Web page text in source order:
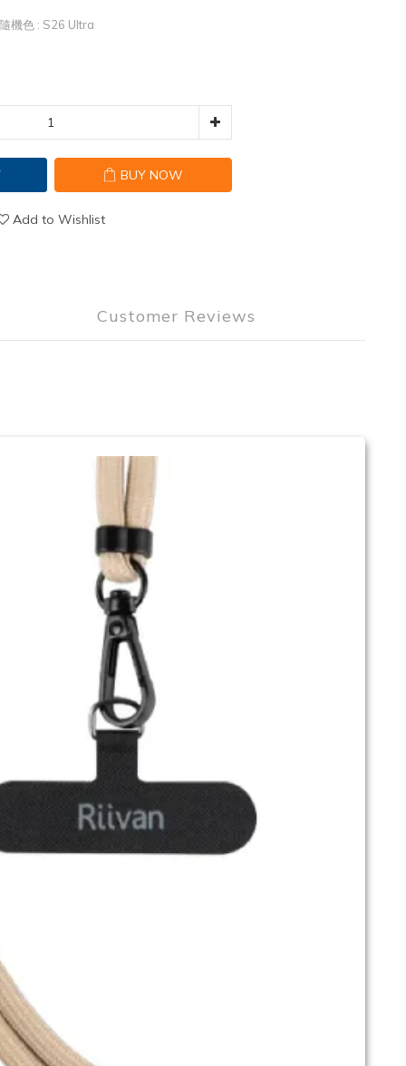
機色 : S26 Ultra
BUY NOW
Add to Wishlist
Customer Reviews